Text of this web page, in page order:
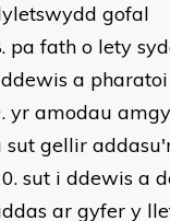
gofal
pa fath o lety
a
yr amodau
sut gellir
sut i ddewis a
ar gyfer y